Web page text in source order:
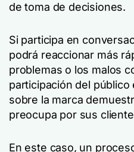
de toma de decisiones.
Si participa en
podrá reaccionar más
problemas o los malos
participación del
sobre la marca
preocupa por sus
En este caso, un